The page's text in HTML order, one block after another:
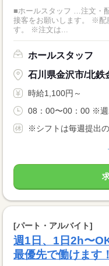
■ホールスタッフ …注文・
接客をお願いします。 ※配膳はワゴンを使用するため 楽に運べま
す。 ※注文は...
ホールスタッフ
石川県金沢市/北鉄
時給1,100円～
08：00〜00：00 ※週
※シフトは毎週提出
[パート・アルバイト]
週1日、1日2h〜
最優先で働けます！